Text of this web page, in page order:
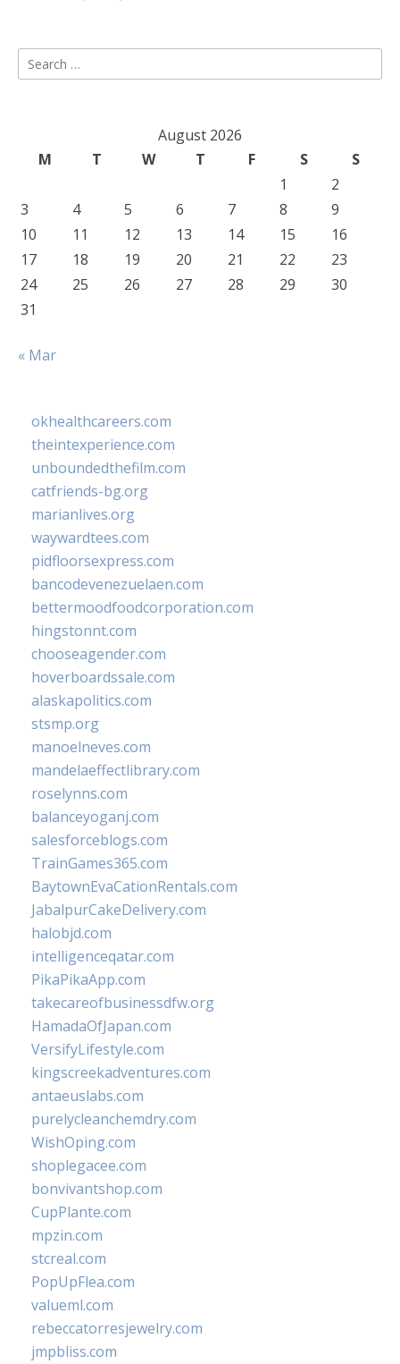
Search
for:
August 2026
M
T W T F S
S
1
2
3
4 5 6 7 8
9
10
11 12 13 14 15
16
17
18 19 20 21 22
23
24
25 26 27 28 29
30
31
« Mar
okhealthcareers.com
theintexperience.com
unboundedthefilm.com
catfriends-bg.org
marianlives.org
waywardtees.com
pidfloorsexpress.com
bancodevenezuelaen.com
bettermoodfoodcorporation.com
hingstonnt.com
chooseagender.com
hoverboardssale.com
alaskapolitics.com
stsmp.org
manoelneves.com
mandelaeffectlibrary.com
roselynns.com
balanceyoganj.com
salesforceblogs.com
TrainGames365.com
BaytownEvaCationRentals.com
JabalpurCakeDelivery.com
halobjd.com
intelligenceqatar.com
PikaPikaApp.com
takecareofbusinessdfw.org
HamadaOfJapan.com
VersifyLifestyle.com
kingscreekadventures.com
antaeuslabs.com
purelycleanchemdry.com
WishOping.com
shoplegacee.com
bonvivantshop.com
CupPlante.com
mpzin.com
stcreal.com
PopUpFlea.com
valueml.com
rebeccatorresjewelry.com
jmpbliss.com